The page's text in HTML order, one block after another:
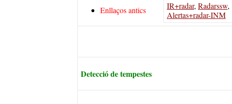
Enllaços antics IR+radar, Radarssw,
Alertas+radar-INM
Detecció de tempestes